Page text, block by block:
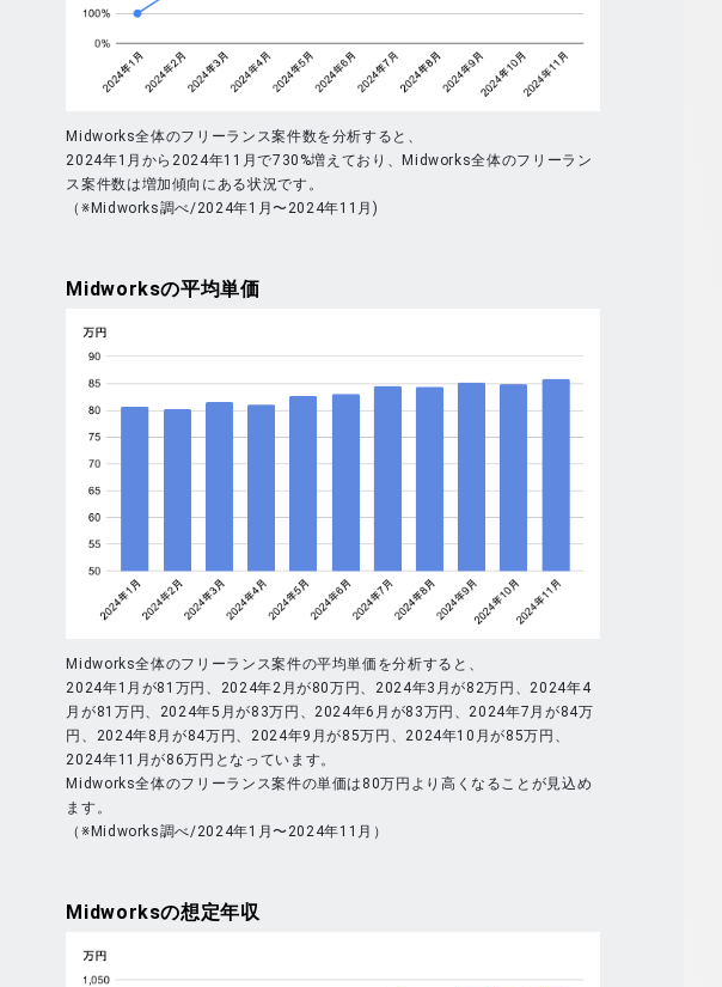
Midworks全体のフリーランス案件数を分析すると、
2024年1月から2024年11月で730%増えており、Midworks全体のフリーラン
ス案件数は増加傾向にある状況です。
（※Midworks調べ/2024年1月〜2024年11月)
Midworksの平均単価
Midworks全体のフリーランス案件の平均単価を分析すると、
2024年1月が81万円、2024年2月が80万円、2024年3月が82万円、2024年4
月が81万円、2024年5月が83万円、2024年6月が83万円、2024年7月が84万
円、2024年8月が84万円、2024年9月が85万円、2024年10月が85万円、
2024年11月が86万円となっています。
Midworks全体のフリーランス案件の単価は80万円より高くなることが見込め
ます。
（※Midworks調べ/2024年1月〜2024年11月）
Midworksの想定年収